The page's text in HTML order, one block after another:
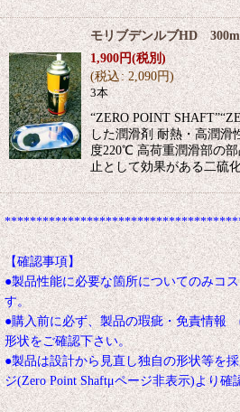
モリブデンルブHD
1,900円(税別)
(税込: 2,090円)
3本
“ZERO POINT
した潤滑剤 耐熱・高潤滑
度220℃ 高荷重潤滑部の
止として効果がある二硫
【確認事項】
●製品性能に必要な箇所についてのみコ
す。
●購入前に必ず、製品の瑕疵・免責情報
形状をご確認下さい。
●製品は設計から見直し独自の形状等を
ジ(Zero Point Shaftμページ非表示)より確